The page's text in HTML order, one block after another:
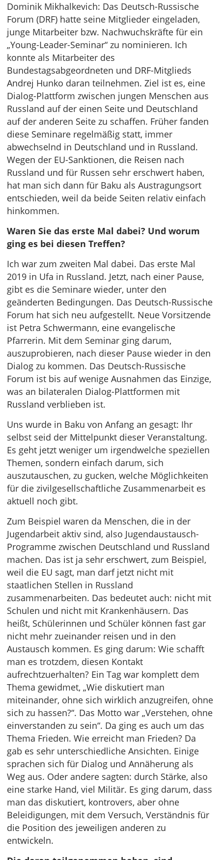
Dominik Mikhalkevich: Das Deutsch-Russische
Forum (DRF) hatte seine Mitglieder eingeladen,
junge Mitarbeiter bzw. Nachwuchskräfte für ein
„Young-Leader-Seminar“ zu nominieren. Ich
konnte als Mitarbeiter des
Bundestagsabgeordneten und DRF-Mitglieds
Andrej Hunko daran teilnehmen. Ziel ist es, eine
Dialog-Plattform zwischen jungen Menschen aus
Russland auf der einen Seite und Deutschland
auf der anderen Seite zu schaffen. Früher fanden
diese Seminare regelmäßig statt, immer
abwechselnd in Deutschland und in Russland.
Wegen der EU-Sanktionen, die Reisen nach
Russland und für Russen sehr erschwert haben,
hat man sich dann für Baku als Austragungsort
entschieden, weil da beide Seiten relativ einfach
hinkommen.
Waren Sie das erste Mal dabei? Und worum
ging es bei diesen Treffen?
Ich war zum zweiten Mal dabei. Das erste Mal
2019 in Ufa in Russland. Jetzt, nach einer Pause,
gibt es die Seminare wieder, unter den
geänderten Bedingungen. Das Deutsch-Russische
Forum hat sich neu aufgestellt. Neue Vorsitzende
ist Petra Schwermann, eine evangelische
Pfarrerin. Mit dem Seminar ging darum,
auszuprobieren, nach dieser Pause wieder in den
Dialog zu kommen. Das Deutsch-Russische
Forum ist bis auf wenige Ausnahmen das Einzige,
was an bilateralen Dialog-Plattformen mit
Russland verblieben ist.
Uns wurde in Baku von Anfang an gesagt: Ihr
selbst seid der Mittelpunkt dieser Veranstaltung.
Es geht jetzt weniger um irgendwelche speziellen
Themen, sondern einfach darum, sich
auszutauschen, zu gucken, welche Möglichkeiten
für die zivilgesellschaftliche Zusammenarbeit es
aktuell noch gibt.
Zum Beispiel waren da Menschen, die in der
Jugendarbeit aktiv sind, also Jugendaustausch-
Programme zwischen Deutschland und Russland
machen. Das ist ja sehr erschwert, zum Beispiel,
weil die EU sagt, man darf jetzt nicht mit
staatlichen Stellen in Russland
zusammenarbeiten. Das bedeutet auch: nicht mit
Schulen und nicht mit Krankenhäusern. Das
heißt, Schülerinnen und Schüler können fast gar
nicht mehr zueinander reisen und in den
Austausch kommen. Es ging darum: Wie schafft
man es trotzdem, diesen Kontakt
aufrechtzuerhalten? Ein Tag war komplett dem
Thema gewidmet, „Wie diskutiert man
miteinander, ohne sich wirklich anzugreifen, ohne
sich zu hassen?“. Das Motto war „Verstehen, ohne
einverstanden zu sein“. Da ging es auch um das
Thema Frieden. Wie erreicht man Frieden? Da
gab es sehr unterschiedliche Ansichten. Einige
sprachen sich für Dialog und Annäherung als
Weg aus. Oder andere sagten: durch Stärke, also
eine starke Hand, viel Militär. Es ging darum, dass
man das diskutiert, kontrovers, aber ohne
Beleidigungen, mit dem Versuch, Verständnis für
die Position des jeweiligen anderen zu
entwickeln.